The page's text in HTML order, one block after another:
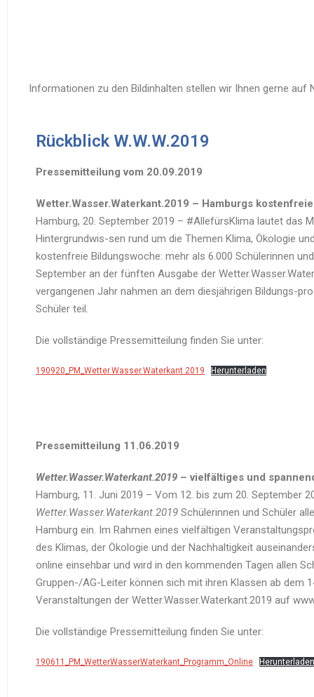
Informationen zu den Bildinhalten stellen wir Ihnen gerne auf
Rückblick W.W.W.2019
Pressemitteilung vom 20.09.2019
Wetter.Wasser.Waterkant.2019 – Hamburgs
Hamburg, 20. September 2019 – #AllefürsKlima lautet das
Hintergrundwis-sen rund um die Themen Klima, Ökologie
kostenfreie Bildungswoche: mehr als 6.000 Schülerinnen
September an der fünften Ausgabe der
vergangenen Jahr nahmen an dem diesjährigen Bildungs-
Schüler teil.
Die vollständige Pressemitteilung finden Sie unter:
190920_PM_Wetter.Wasser.Waterkant.2019 Herunterladen
Pressemitteilung 11.06.2019
Wetter.Wasser.Waterkant.2019 – vielfältiges und
Hamburg, 11. Juni 2019 – Vom 12. bis zum 20. September
Wetter.Wasser.Waterkant.2019 Schülerinnen und Schüler
Hamburg ein. Im Rahmen eines vielfältigen
des Klimas, der Ökologie und der Nachhaltigkeit
online einsehbar und wird in den kommenden Tagen allen
Gruppen-/AG-Leiter können sich mit ihren Klassen ab dem
Veranstaltungen der Wetter.Wasser.Waterkant.2019 auf
Die vollständige Pressemitteilung finden Sie unter:
190611_PM_WetterWasserWaterkant_Programm_Online Herunterladen